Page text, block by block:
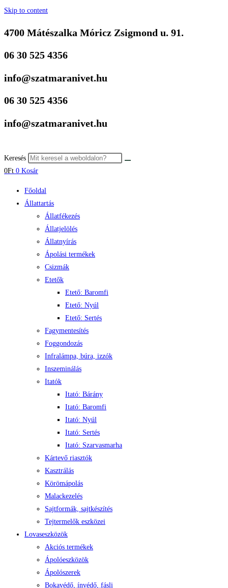
Skip to content
4700 Mátészalka Móricz Zsigmond u. 91.
06 30 525 4356
info@szatmaranivet.hu
06 30 525 4356
info@szatmaranivet.hu
Keresés
0Ft 0 Kosár
Főoldal
Állattartás
Állatfékezés
Állatjelölés
Állatnyírás
Ápolási termékek
Csizmák
Etetők
Etető: Baromfi
Etető: Nyúl
Etető: Sertés
Fagymentesítés
Foggondozás
Infralámpa, búra, izzók
Inszeminálás
Itatók
Itató: Bárány
Itató: Baromfi
Itató: Nyúl
Itató: Sertés
Itató: Szarvasmarha
Kártevő riasztók
Kasztrálás
Körömápolás
Malackezelés
Sajtformák, sajtkészítés
Tejtermelők eszközei
Lovaseszközök
Akciós termékek
Ápolóeszközök
Ápolószerek
Bokavédő, ínvédő, fásli